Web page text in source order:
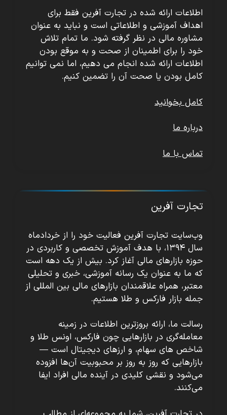
اطلاعات ارائه شده در تجارت آفرین فقط برای
اهداف آموزشی و اطلاعاتی است و نباید به عنوان
مشاوره مالی در نظر گرفته شود. ما تمام تلاش
خود را برای اطمینان از صحت و به موقع بودن
اطلاعات ارائه شده انجام می دهیم، اما نمی توانیم
کامل بودن یا صحت آن را تضمین کنیم.
کامل بخوانید
درباره ما
تماس با ما
تجارت آفرین
وب‌سایت تجارت آفرین فعالیت خود را از خردادماه
سال ۱۳۹۴، با هدف آموزش تخصصی و کاربردی در
حوزه بازارهای مالی آغاز کرد. بیش از یک دهه است
که ما به عنوان یک رسانه آموزشی، خبری و تحلیلی
معتبر، همراه علاقمندان بازارهای مالی بین المللی از
جمله بازار فارکس و طلا هستیم.
رسالت ما، ارائه بروزترین اطلاعات در زمینه
معامله‌گری در بازارهایی چون فارکس، اونس طلا و
شاخص های سهام، و ارزهای دیجیتال است —
بازارهایی که روز به روز بر محبوبیت آن‌ها افزوده
می‌شود و نقشی کلیدی در آینده مالی افراد ایفا
می‌کنند.